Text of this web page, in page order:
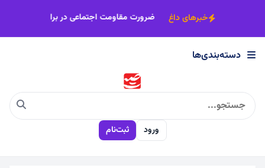
×
دسته‌بندی‌ها
اجتماعی
خبرهای داغ ضرورت مقاومت اجتماعی در
دسته‌بندی‌ها
ورود ثبت‌نام